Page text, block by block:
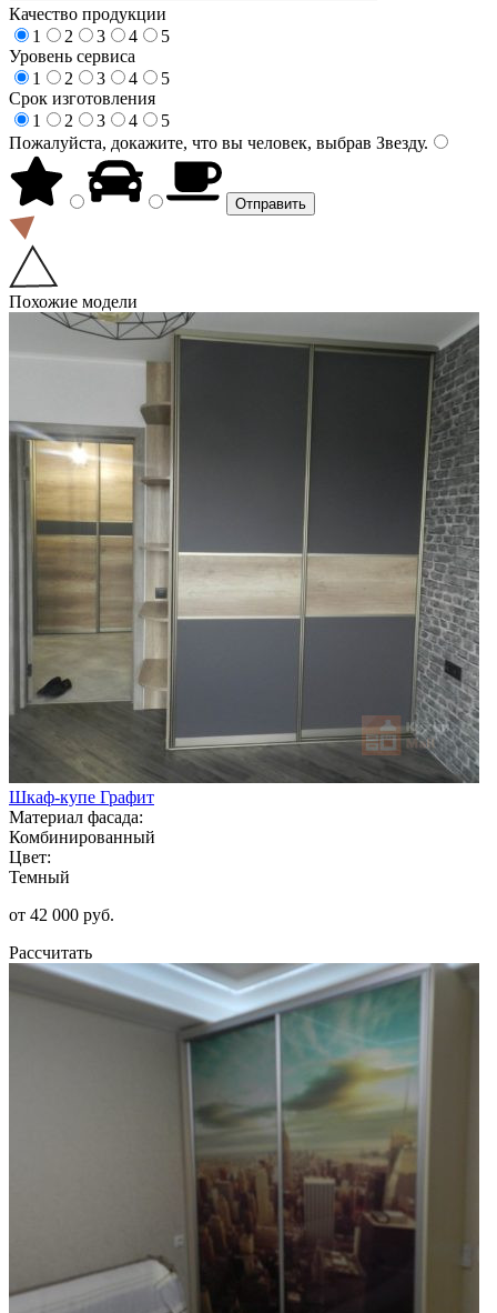
Качество продукции
1
2 3 4
5
Уровень сервиса
1
2 3 4
5
Срок изготовления
1
2 3 4
5
Пожалуйста, докажите, что вы человек, выбрав Звезду.
Похожие модели
Шкаф-купе Графит
Материал фасада:
Комбинированный
Цвет:
Темный
от 42 000 руб.
Рассчитать